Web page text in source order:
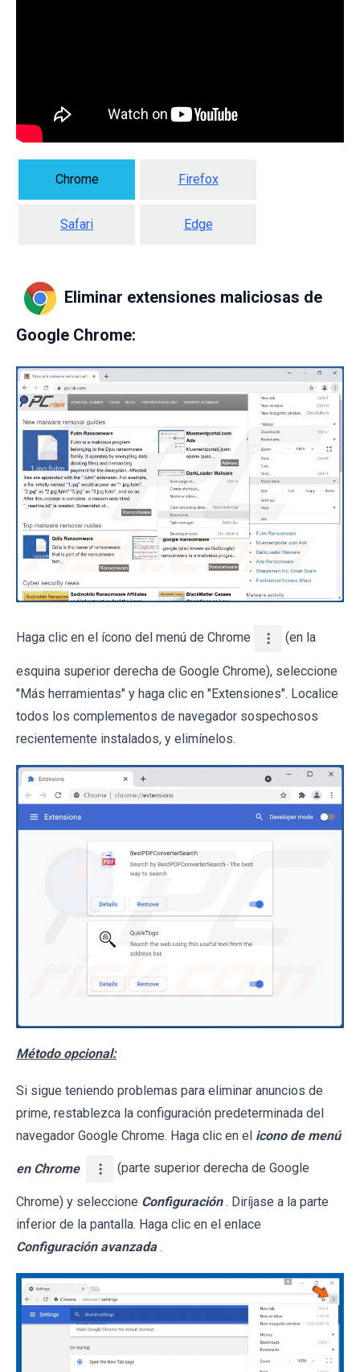
Chrome Firefox
Safari Edge
Eliminar extensiones maliciosas de
Google Chrome:
Haga clic en el ícono del menú de Chrome (en la
esquina superior derecha de Google Chrome), seleccione
"Más herramientas" y haga clic en "Extensiones". Localice
todos los complementos de navegador sospechosos
recientemente instalados, y elimínelos.
Método opcional:
Si sigue teniendo problemas para eliminar anuncios de
prime, restablezca la configuración predeterminada del
navegador Google Chrome. Haga clic en el icono de menú
en Chrome (parte superior derecha de Google
Chrome) y seleccione Configuración . Diríjase a la parte
inferior de la pantalla. Haga clic en el enlace
Configuración avanzada .